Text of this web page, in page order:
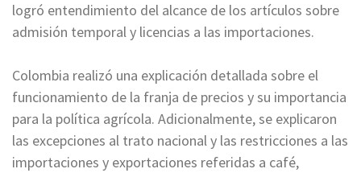
logró entendimiento del alcance de los artículos sobre
admisión temporal y licencias a las importaciones.
Colombia realizó una explicación detallada sobre el
funcionamiento de la franja de precios y su importancia
para la política agrícola. Adicionalmente, se explicaron
las excepciones al trato nacional y las restricciones a las
importaciones y exportaciones referidas a café,